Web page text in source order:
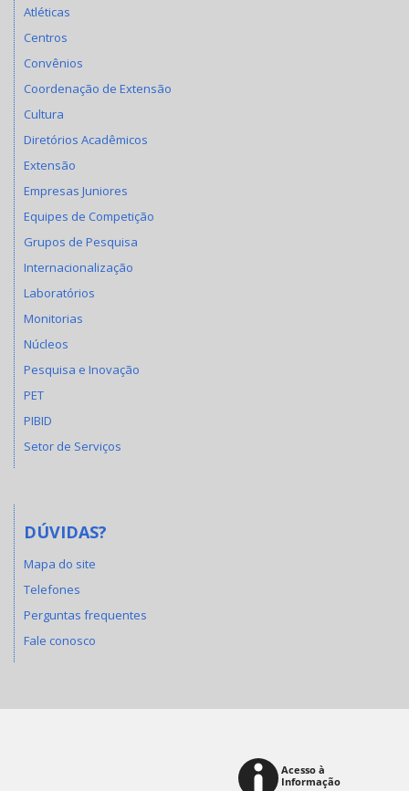
Atléticas
Centros
Convênios
Coordenação de Extensão
Cultura
Diretórios Acadêmicos
Extensão
Empresas Juniores
Equipes de Competição
Grupos de Pesquisa
Internacionalização
Laboratórios
Monitorias
Núcleos
Pesquisa e Inovação
PET
PIBID
Setor de Serviços
DÚVIDAS?
Mapa do site
Telefones
Perguntas frequentes
Fale conosco